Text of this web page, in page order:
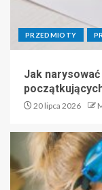
PRZEDMIOTY
Jak
20 lipca 2026